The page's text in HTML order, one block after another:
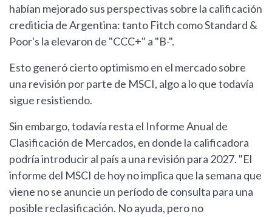
habían mejorado sus perspectivas sobre la calificación
crediticia de Argentina: tanto Fitch como Standard &
Poor's la elevaron de "CCC+" a "B-".
Esto generó cierto optimismo en el mercado sobre
una revisión por parte de MSCI, algo a lo que todavía
sigue resistiendo.
Sin embargo, todavía resta el Informe Anual de
Clasificación de Mercados, en donde la calificadora
podría introducir al país a una revisión para 2027. "El
informe del MSCI de hoy no implica que la semana que
viene no se anuncie un período de consulta para una
posible reclasificación. No ayuda, pero no